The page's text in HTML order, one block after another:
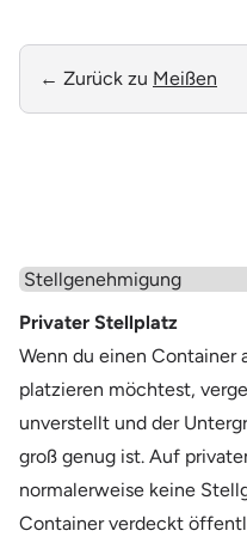
← Zurück zu Meißen
Wähle einen Menüpunkt
Privater Stellplatz
Wenn du einen Container
platzieren möchtest,
unverstellt und der
groß genug ist. Auf
normalerweise keine
Container verdeckt